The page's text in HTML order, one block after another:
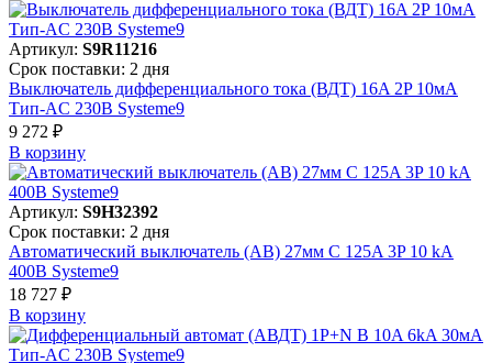
Артикул: S9R11216
Срок поставки: 2 дня
Выключатель дифференциального тока (ВДТ) 16A 2P 10мА
Тип-AC 230В Systeme9
9 272 ₽
В корзинy
Артикул: S9H32392
Срок поставки: 2 дня
Автоматический выключатель (АВ) 27мм C 125A 3P 10 kA
400В Systeme9
18 727 ₽
В корзинy